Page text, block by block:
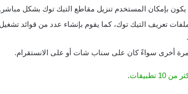
بإمكان المستخدم تنزيل مقاطع التيك توك بشكل مباشر.
تعريف التيك توك، كما يقوم بإنشاء عدد من قوائد
مرة أخرى سواءً كان على سناب شات أو على الانستقرام.
.